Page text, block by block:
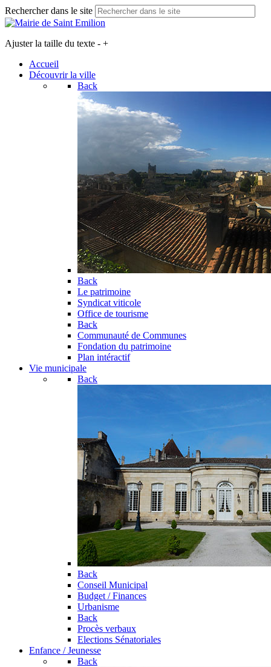
Rechercher dans le site
Ajuster la taille du texte - +
Accueil
Découvrir la ville
Back
Back
Le patrimoine
Syndicat viticole
Office de tourisme
Back
Communauté de Communes
Fondation du patrimoine
Plan intéractif
Vie municipale
Back
Back
Conseil Municipal
Budget / Finances
Urbanisme
Back
Procès verbaux
Elections Sénatoriales
Enfance / Jeunesse
Back